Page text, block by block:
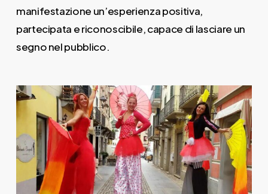
manifestazione un’esperienza positiva,
partecipata e riconoscibile, capace di lasciare un
segno nel pubblico.